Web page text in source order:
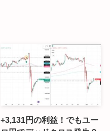
+3,131円の利益！でもユー